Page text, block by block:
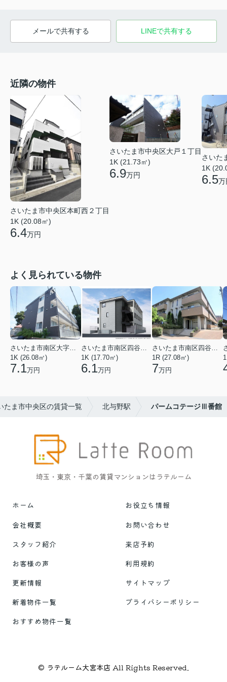
メールで共有する LINEで共有する
近隣の物件
さいたま市中央区本町西２丁目
1K (20.08㎡)
6.4万円
さいたま市中央区大戸１丁目
1K (21.73㎡)
6.9万円
さいた
1K
6.5万
よく見られている物件
1K (26.08㎡)
7.1万円
1K (17.70㎡)
6.1万円
1R (27.08㎡)
7万円
たま市中央区の賃貸一覧 北与野駅 パームコテージⅢ番館
埼玉・東京・千葉の賃貸マンションはラテルーム
ホーム
お役立ち情報
会社概要
お問い合わせ
スタッフ紹介
来店予約
お客様の声
利用規約
更新情報
サイトマップ
新着物件一覧
プライバシーポリシー
おすすめ物件一覧
© ラテルーム大宮本店 All Rights Reserved.